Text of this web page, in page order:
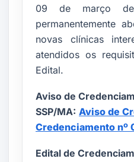
09 de março
permanentemente
novas clínicas
atendidos os
Edital.
Aviso de
SSP/MA: Aviso de
Credenciamento nº
Edital de